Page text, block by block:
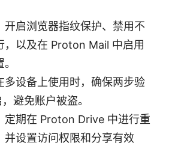
开启浏览器指纹保护、禁用不
，以及在 Proton Mail 中启用
多设备上使用时，确保两步验
避免账户被盗。
定期在 Proton Drive 中进行重
并设置访问权限和分享有效